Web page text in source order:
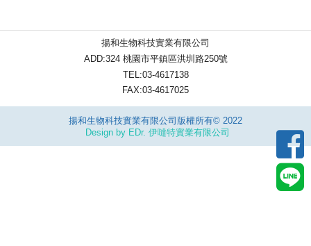
揚和生物科技實業有限公司
ADD:324 桃園市平鎮區洪圳路250號
TEL:03-4617138
FAX:03-4617025
揚和生物科技實業有限公司版權所有© 2022
Design by EDr. 伊噠特實業有限公司